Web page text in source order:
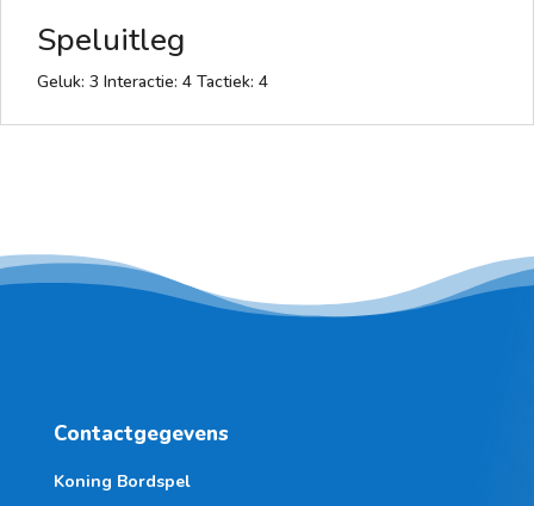
Speluitleg
Geluk: 3 Interactie: 4 Tactiek: 4
Contactgegevens
Koning Bordspel